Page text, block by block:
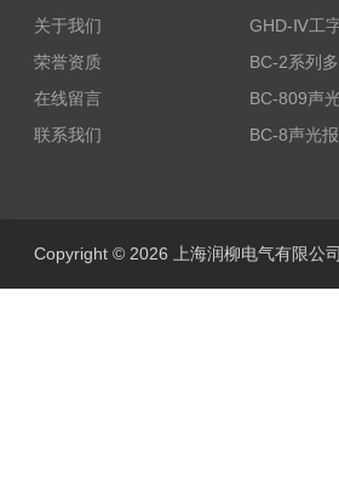
关于我们
荣誉资质
在线留言
联系我们
GHD-Ⅳ工
BC-809声
BC-8声光
Copyright © 2026 上海润柳电气有限公